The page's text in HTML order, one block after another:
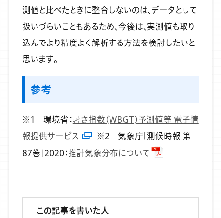
測値と比べたときに整合しないのは、データとして
扱いづらいこともあるため、今後は、実測値も取り
込んでより精度よく解析する方法を検討したいと
思います。
参考
※1 環境省：暑さ指数(WBGT)予測値等 電子情
報提供サービス
※2 気象庁「測候時報 第
87巻」2020：推計気象分布について
この記事を書いた人